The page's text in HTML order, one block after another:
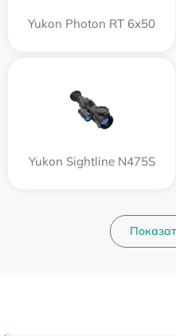
Yukon Photon RT 6х50
Yukon Sightline N475S